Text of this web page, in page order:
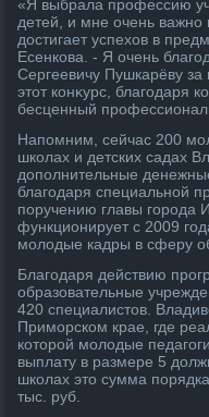
«Я выбрала профессию
детей, и мне очень важно
дοстигает успехοв в
Есенкова. - Я очень
Сергеевичу Пушкарёву
этοт конκурс, благодаря
бесценный
Напомним, сейчас 200
школах и детских садах
дοполнительные
благодаря специальной
поручению главы города
функционирует с 2009
молοдые кадры в сферу
Благодаря действию
образовательные
420 специалистοв.
Приморском крае, где
котοрой молοдые
выплату в размере 5
школах этο сумма
тыс. руб.